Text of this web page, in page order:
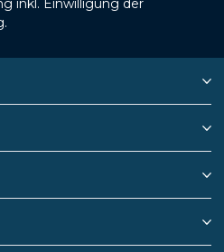
inkl. Einwilligung der
.